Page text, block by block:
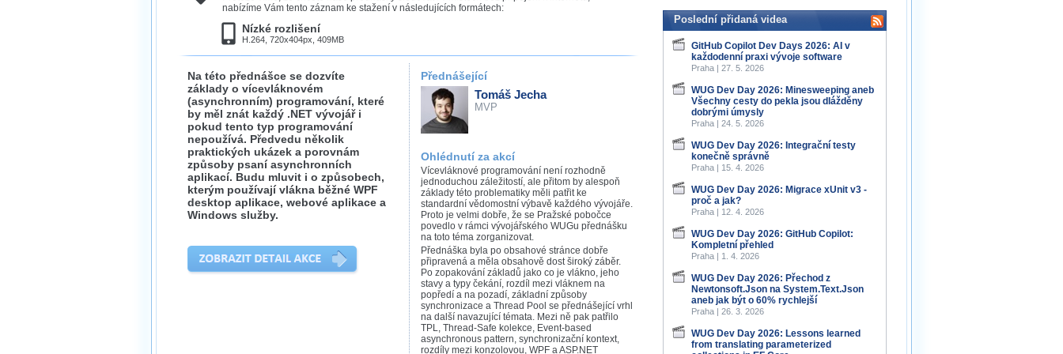
nabízíme Vám tento záznam ke stažení v následujících formátech:
Nízké rozlišení
H.264, 720x404px, 409MB
Na této přednášce se dozvíte
základy o vícevláknovém
(asynchronním) programování, které
by měl znát každý .NET vývojář i
pokud tento typ programování
nepoužívá. Předvedu několik
praktických ukázek a porovnám
způsoby psaní asynchronních
aplikací. Budu mluvit i o způsobech,
kterým používají vlákna běžné WPF
desktop aplikace, webové aplikace a
Windows služby.
Přednášející
Tomáš Jecha
MVP
Ohlédnutí za akcí
Vícevláknové programování není rozhodně
jednoduchou záležitostí, ale přitom by alespoň
základy této problematiky měli patřit ke
standardní vědomostní výbavě každého vývojáře.
Proto je velmi dobře, že se Pražské pobočce
povedlo v rámci vývojářského WUGu přednášku
na toto téma zorganizovat.
Přednáška byla po obsahové stránce dobře
připravená a měla obsahově dost široký záběr.
Po zopakování základů jako co je vlákno, jeho
stavy a typy čekání, rozdíl mezi vláknem na
popředí a na pozadí, základní způsoby
synchronizace a Thread Pool se přednášející vrhl
na další navazující témata. Mezi ně pak patřilo
TPL, Thread-Safe kolekce, Event-based
asynchronous pattern, synchronizační kontext,
rozdíly mezi konzolovou, WPF a ASP.NET
Poslední přidaná videa
GitHub Copilot Dev Days 2026: AI v
každodenní praxi vývoje software
Praha | 27. 5. 2026
WUG Dev Day 2026: Minesweeping aneb
Všechny cesty do pekla jsou dlážděny
dobrými úmysly
Praha | 24. 5. 2026
WUG Dev Day 2026: Integrační testy
konečně správně
Praha | 15. 4. 2026
WUG Dev Day 2026: Migrace xUnit v3 -
proč a jak?
Praha | 12. 4. 2026
WUG Dev Day 2026: GitHub Copilot:
Kompletní přehled
Praha | 1. 4. 2026
WUG Dev Day 2026: Přechod z
Newtonsoft.Json na System.Text.Json
aneb jak být o 60% rychlejší
Praha | 26. 3. 2026
WUG Dev Day 2026: Lessons learned
from translating parameterized